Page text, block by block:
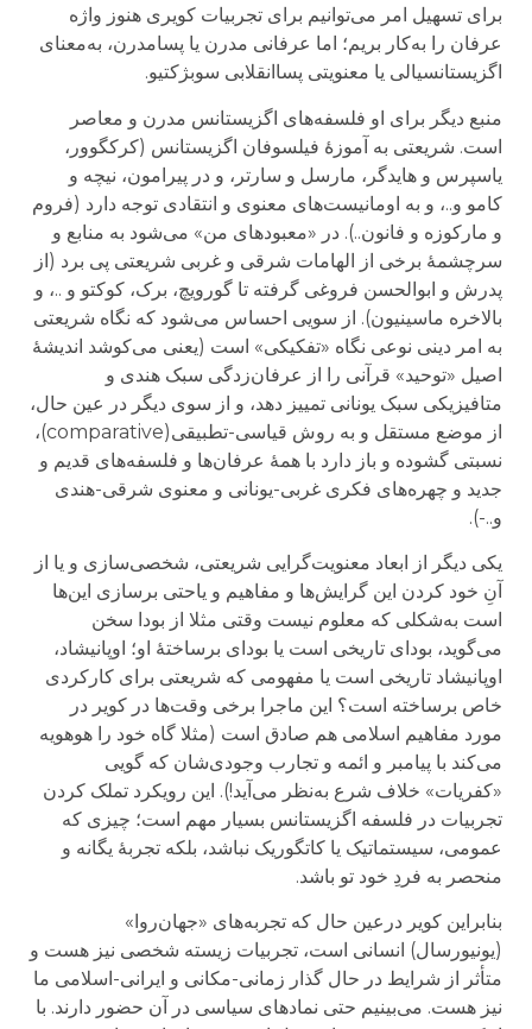
برای تسهیل امر می‌توانیم برای تجربیات کویری هنوز واژه
عرفان را به‌کار بریم؛ اما عرفانی مدرن یا پسامدرن، به‌معنای
اگزیستانسیالی یا معنویتی پساانقلابی سوبژکتیو.
منبع دیگر برای او فلسفه‌های اگزیستانس مدرن و معاصر
است. شریعتی به آموزهٔ فیلسوفان اگزیستانس (کرکگوور،
یاسپرس و هایدگر، مارسل و سارتر، و در پیرامون، نیچه و
کامو و..، و به اومانیست‌های معنوی و انتقادی توجه دارد (فروم
و مارکوزه و فانون..). در «معبودهای من» می‌شود به منابع و
سرچشمهٔ برخی از الهامات شرقی و غربی شریعتی پی برد (از
پدرش و ابوالحسن فروغی گرفته تا گورویچ، برک، کوکتو و ..، و
بالاخره ماسینیون). از سویی احساس می‌شود که نگاه شریعتی
به امر دینی نوعی نگاه «تفکیکی» است (یعنی می‌کوشد اندیشهٔ
اصیل «توحید» قرآنی را از عرفان‌زدگی سبک هندی و
متافیزیکی سبک یونانی تمییز دهد، و از سوی دیگر در عین حال،
از موضع مستقل و به روش قیاسی-تطبیقی(comparative)،
نسبتی گشوده و باز دارد با همهٔ عرفان‌ها و فلسفه‌های قدیم و
جدید و چهره‌های فکری غربی-یونانی و معنوی شرقی-هندی
و..-).
یکی دیگر از ابعاد معنویت‌گرایی شریعتی، شخصی‌سازی و یا از
آنِ خود کردن این گرایش‌ها و مفاهیم و یاحتی برسازی این‌ها
است به‌شکلی که معلوم نیست وقتی مثلا از بودا سخن
می‌گوید، بودای تاریخی است یا بودای برساختهٔ او؛ اوپانیشاد،
اوپانیشاد تاریخی است یا مفهومی که شریعتی برای کارکردی
خاص برساخته است؟ این ماجرا برخی وقت‌ها در کویر در
مورد مفاهیم اسلامی هم صادق است (مثلا گاه خود را هوهویه
می‌کند با پیامبر و ائمه و تجارب وجودی‌شان که گویی
«کفریات» خلاف شرع به‌نظر می‌آید!). این رویکرد تملک کردن
تجربیات در فلسفه اگزیستانس بسیار مهم است؛ چیزی که
عمومی، سیستماتیک یا کاتگوریک نباشد، بلکه تجربهٔ یگانه و
منحصر به فردِ خود تو باشد.
بنابراین کویر درعین حال که تجربه‌های «جهان‌روا»
(یونیورسال) انسانی است، تجربیات زیسته شخصی نیز هست و
متأثر از شرایط در حال گذار زمانی-مکانی و ایرانی-اسلامی ما
نیز هست. می‌بینیم حتی نمادهای سیاسی در آن حضور دارند. با